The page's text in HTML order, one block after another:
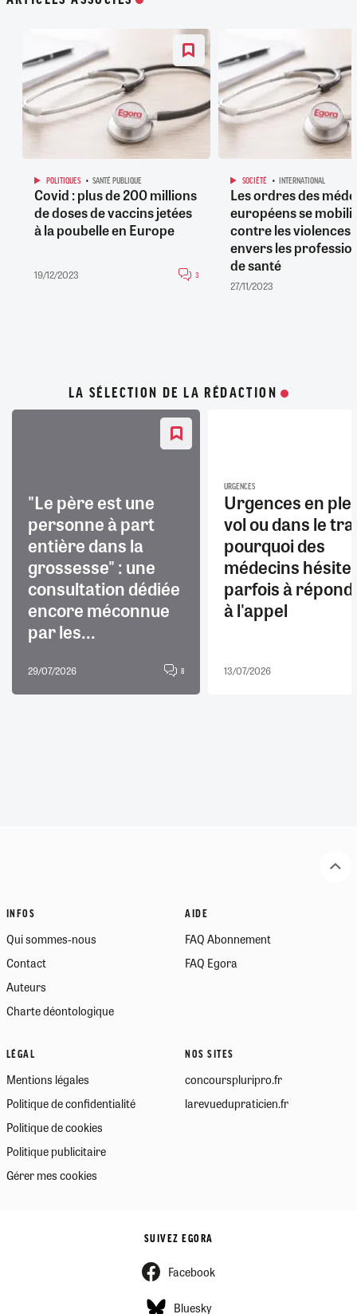
POLITIQUES SANTÉ PUBLIQUE
Covid : plus de 200 millions
de doses de vaccins jetées
à la poubelle en Europe
19/12/2023 3
SOCIÉTÉ INTERNATIONAL
Les ordres des
européens se
contre les violences
envers les
de santé
27/11/2023
LA SÉLECTION DE LA RÉDACTION
"Le père est une
personne à part
entière dans la
grossesse" : une
consultation dédiée
encore méconnue
par les...
29/07/2026 8
URGENCES
Urgences en
vol ou dans le
pourquoi des
médecins
parfois à
à l'appel
13/07/2026
INFOS
Qui sommes-nous
Contact
Auteurs
Charte déontologique
AIDE
FAQ Abonnement
FAQ Egora
LÉGAL
Mentions légales
Politique de confidentialité
Politique de cookies
Politique publicitaire
Gérer mes cookies
NOS SITES
concourspluripro.fr
larevuedupraticien.fr
SUIVEZ EGORA
Facebook
Bluesky